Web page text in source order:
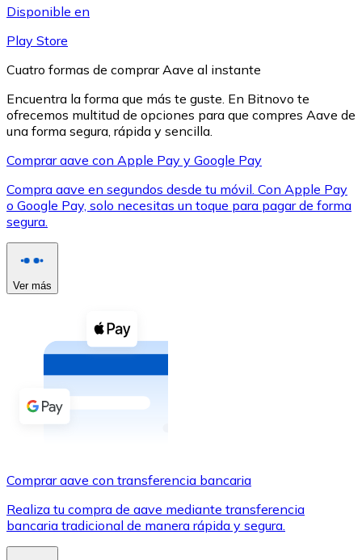
XRP
XRP
Ver todo
Compra criptomonedas con efectivo en tu tienda más
Comprar con efectivo
Transferencia SEPA
Utiliza tarjetas Visa y Mastercard para comprar
Comprar con tarjeta
Disponible en
Play Store
Cuatro formas de comprar Aave al instante
Encuentra la forma que más te guste. En Bitnovo te
ofrecemos multitud de opciones para que compres Aave de
una forma segura, rápida y sencilla.
Comprar aave con Apple Pay y Google Pay
Compra aave en segundos desde tu móvil. Con Apple Pay
o Google Pay, solo necesitas un toque para pagar de forma
segura.
Ver más
Comprar aave con transferencia bancaria
Realiza tu compra de aave mediante transferencia
bancaria tradicional de manera rápida y segura.